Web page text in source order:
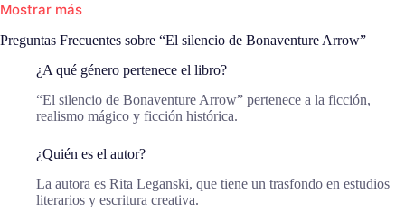
Mostrar más
Preguntas Frecuentes sobre “El silencio de Bonaventure Arrow”
¿A qué género pertenece el libro?
“El silencio de Bonaventure Arrow” pertenece a la ficción,
realismo mágico y ficción histórica.
¿Quién es el autor?
La autora es Rita Leganski, que tiene un trasfondo en estudios
literarios y escritura creativa.